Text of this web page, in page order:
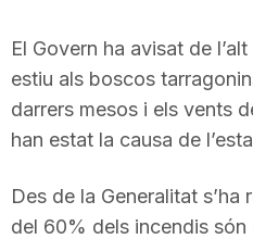
e
T
a
El Govern ha avisat de
estiu als boscos
darrers mesos i els vents
han estat la causa de
Des de la Generalitat
del 60% dels incendis